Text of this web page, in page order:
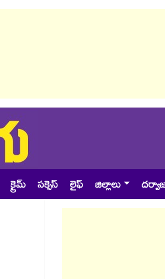
క్రైమ్ సక్సెస్ లైఫ్ జిల్లాలు